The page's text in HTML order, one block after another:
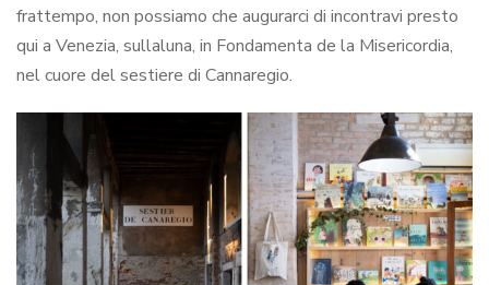
frattempo, non possiamo che augurarci di incontravi presto
qui a Venezia, sullaluna, in Fondamenta de la Misericordia,
nel cuore del sestiere di Cannaregio.